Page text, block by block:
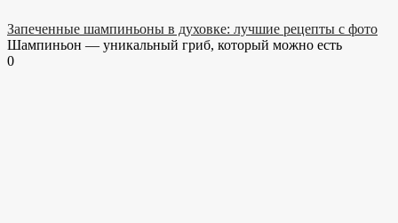
Запеченные шампиньоны в духовке: лучшие рецепты с фото
Шампиньон — уникальный гриб, который можно есть
0